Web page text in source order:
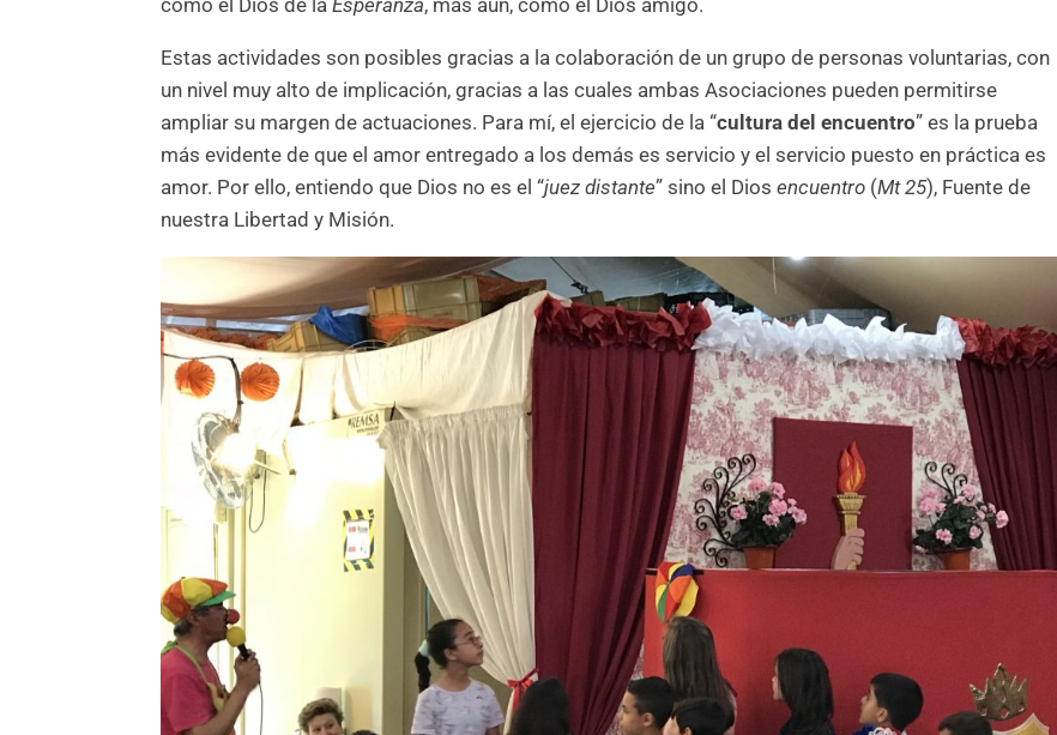
como el Dios de laEsperanza, más aun, como el Dios amigo.
Estas actividades son posibles gracias a la colaboración de un grupo de personas voluntarias, con
un nivel muy alto de implicación, gracias a las cuales ambas Asociaciones pueden permitirse
ampliar su margen de actuaciones. Para mí, el ejercicio de la “cultura del encuentro” es la prueba
más evidente de que el amor entregado a los demás es servicio y el servicio puesto en práctica es
amor. Por ello, entiendo que Dios no es el “juez distante” sino el Diosencuentro (Mt 25), Fuente de
nuestra Libertad y Misión.